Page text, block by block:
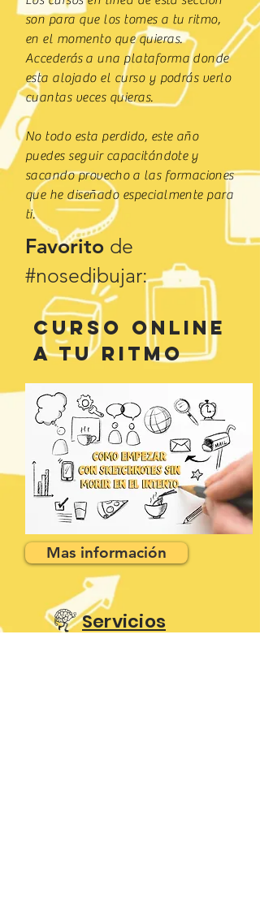
son para que los tomes a tu ritmo,
en el momento que quieras.
Accederása una plataforma donde
esta alojado el curso y podrás verlo
cuantas veces quieras.
No todo esta perdido, este año
puedes seguir capacitándotey
sacandoprovechoa las formaciones
que he diseñado especialmente para
ti.
Favorito de
#nosedibujar:
Curso Online
a tu ritmo
Mas información
mServicios